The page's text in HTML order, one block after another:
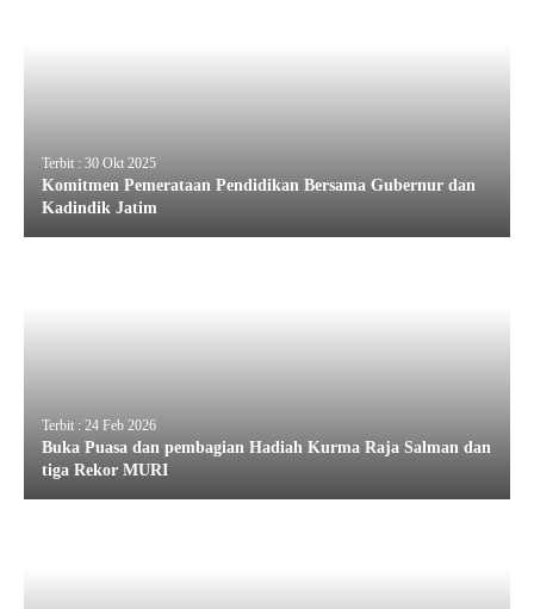
Terbit : 30 Okt 2025
Komitmen Pemerataan Pendidikan Bersama Gubernur dan
Kadindik Jatim
Terbit : 24 Feb 2026
Buka Puasa dan pembagian Hadiah Kurma Raja Salman dan
tiga Rekor MURI